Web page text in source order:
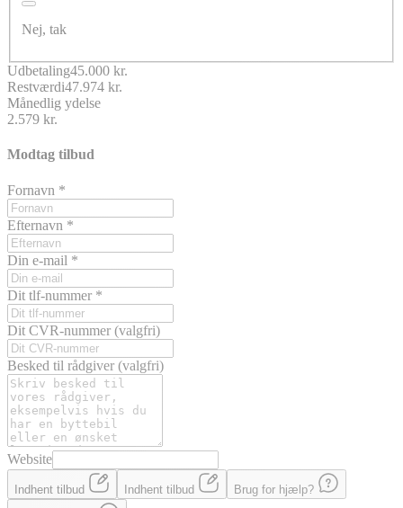
Nej, tak
Udbetaling45.000 kr.
Restværdi47.974 kr.
Månedlig ydelse
2.579 kr.
Modtag tilbud
Fornavn *
Efternavn *
Din e-mail *
Dit tlf-nummer *
Dit CVR-nummer (valgfri)
Besked til rådgiver (valgfri)
Website
Indhent tilbud Indhent tilbud Brug for hjælp?